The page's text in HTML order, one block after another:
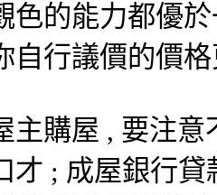
色的能力都優
自行議價的價
主購屋 , 要注
才 ; 成屋銀行